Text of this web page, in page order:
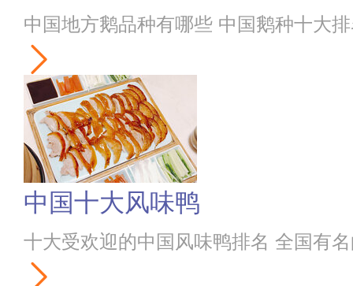
中国地方鹅品种有哪些 中国鹅种十大
中国十大风味鸭
十大受欢迎的中国风味鸭排名 全国有